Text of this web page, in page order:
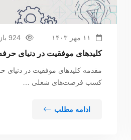
۱۱ مهر ۱۴۰۳ 924 بازدید
کلیدهای موفقیت در دنیای
مقدمه کلیدهای موفقیت در دنیای
کسب فرصت‌های شغلی …
ادامه مطلب